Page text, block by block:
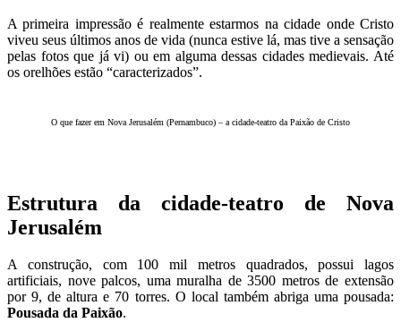
A primeira impressão é realmente estarmos na cidade onde Cristo
viveu seus últimos anos de vida (nunca estive lá, mas tive a sensação
pelas fotos que já vi) ou em alguma dessas cidades medievais. Até
os orelhões estão “caracterizados”.
O que fazer em Nova Jerusalém (Pernambuco) – a cidade-teatro da Paixão de Cristo
Estrutura da cidade-teatro de Nova
Jerusalém
A construção, com 100 mil metros quadrados, possui lagos
artificiais, nove palcos, uma muralha de 3500 metros de extensão
por 9, de altura e 70 torres. O local também abriga uma pousada:
Pousada da Paixão.